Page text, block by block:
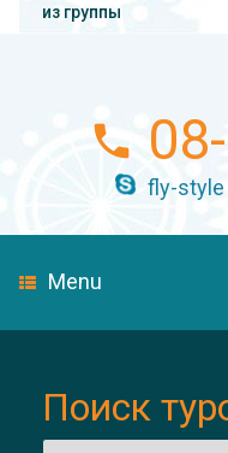
из группы
fly-style
Menu
Поиск